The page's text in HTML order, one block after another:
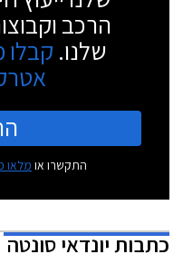
הרכב
שלנו. קבלו
התקשרו או מלאו
כתבותיונדאי סונטה